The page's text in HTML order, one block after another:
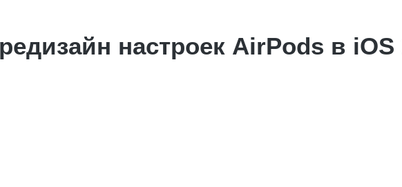
настроек AirPods в iOS